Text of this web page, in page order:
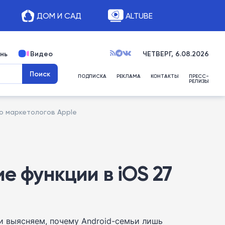
ДОМ И САД ALTUBE
Видео ЧЕТВЕРГ, 6.08.2026
ПОДПИСКА РЕКЛАМА КОНТАКТЫ ПРЕСС-
РЕЛИЗЫ
маркетологов Apple
функции в iOS 27
выясняем, почему Android-семьи лишь